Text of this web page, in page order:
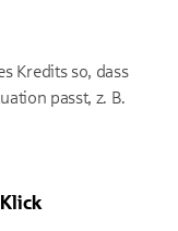
Kredits so, dass
passt, z. B.